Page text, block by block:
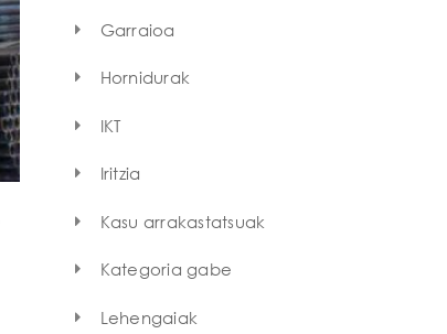
Garraioa
Hornidurak
IKT
Iritzia
Kasu arrakastatsuak
Kategoria gabe
Lehengaiak